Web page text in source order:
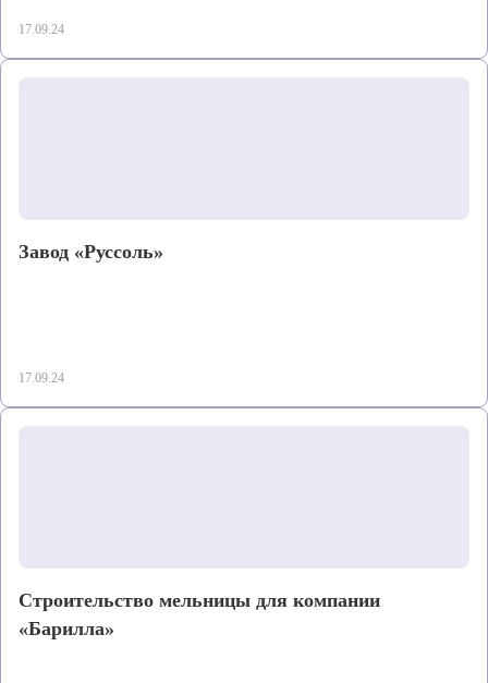
17.09.24
Завод «Руссоль»
17.09.24
Строительство мельницы для компании
«Барилла»